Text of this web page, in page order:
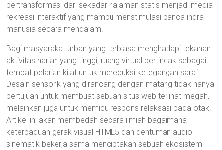
bertransformasi dari sekadar halaman statis menjadi media
rekreasi interaktif yang mampu menstimulasi panca indra
manusia secara mendalam.
Bagi masyarakat urban yang terbiasa menghadapi tekanan
aktivitas harian yang tinggi, ruang virtual bertindak sebagai
tempat pelarian kilat untuk mereduksi ketegangan saraf.
Desain sensorik yang dirancang dengan matang tidak hanya
bertujuan untuk membuat sebuah situs web terlihat megah,
melainkan juga untuk memicu respons relaksasi pada otak.
Artikel ini akan membedah secara ilmiah bagaimana
keterpaduan gerak visual HTML5 dan dentuman audio
sinematik bekerja sama menciptakan sebuah ekosistem